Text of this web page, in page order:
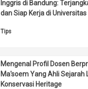
Inggris di Bandung:
dan Siap Kerja di
Tips
Mengenal Profil Dosen
Ma'soem Yang Ahli Sejarah
Konservasi Heritage